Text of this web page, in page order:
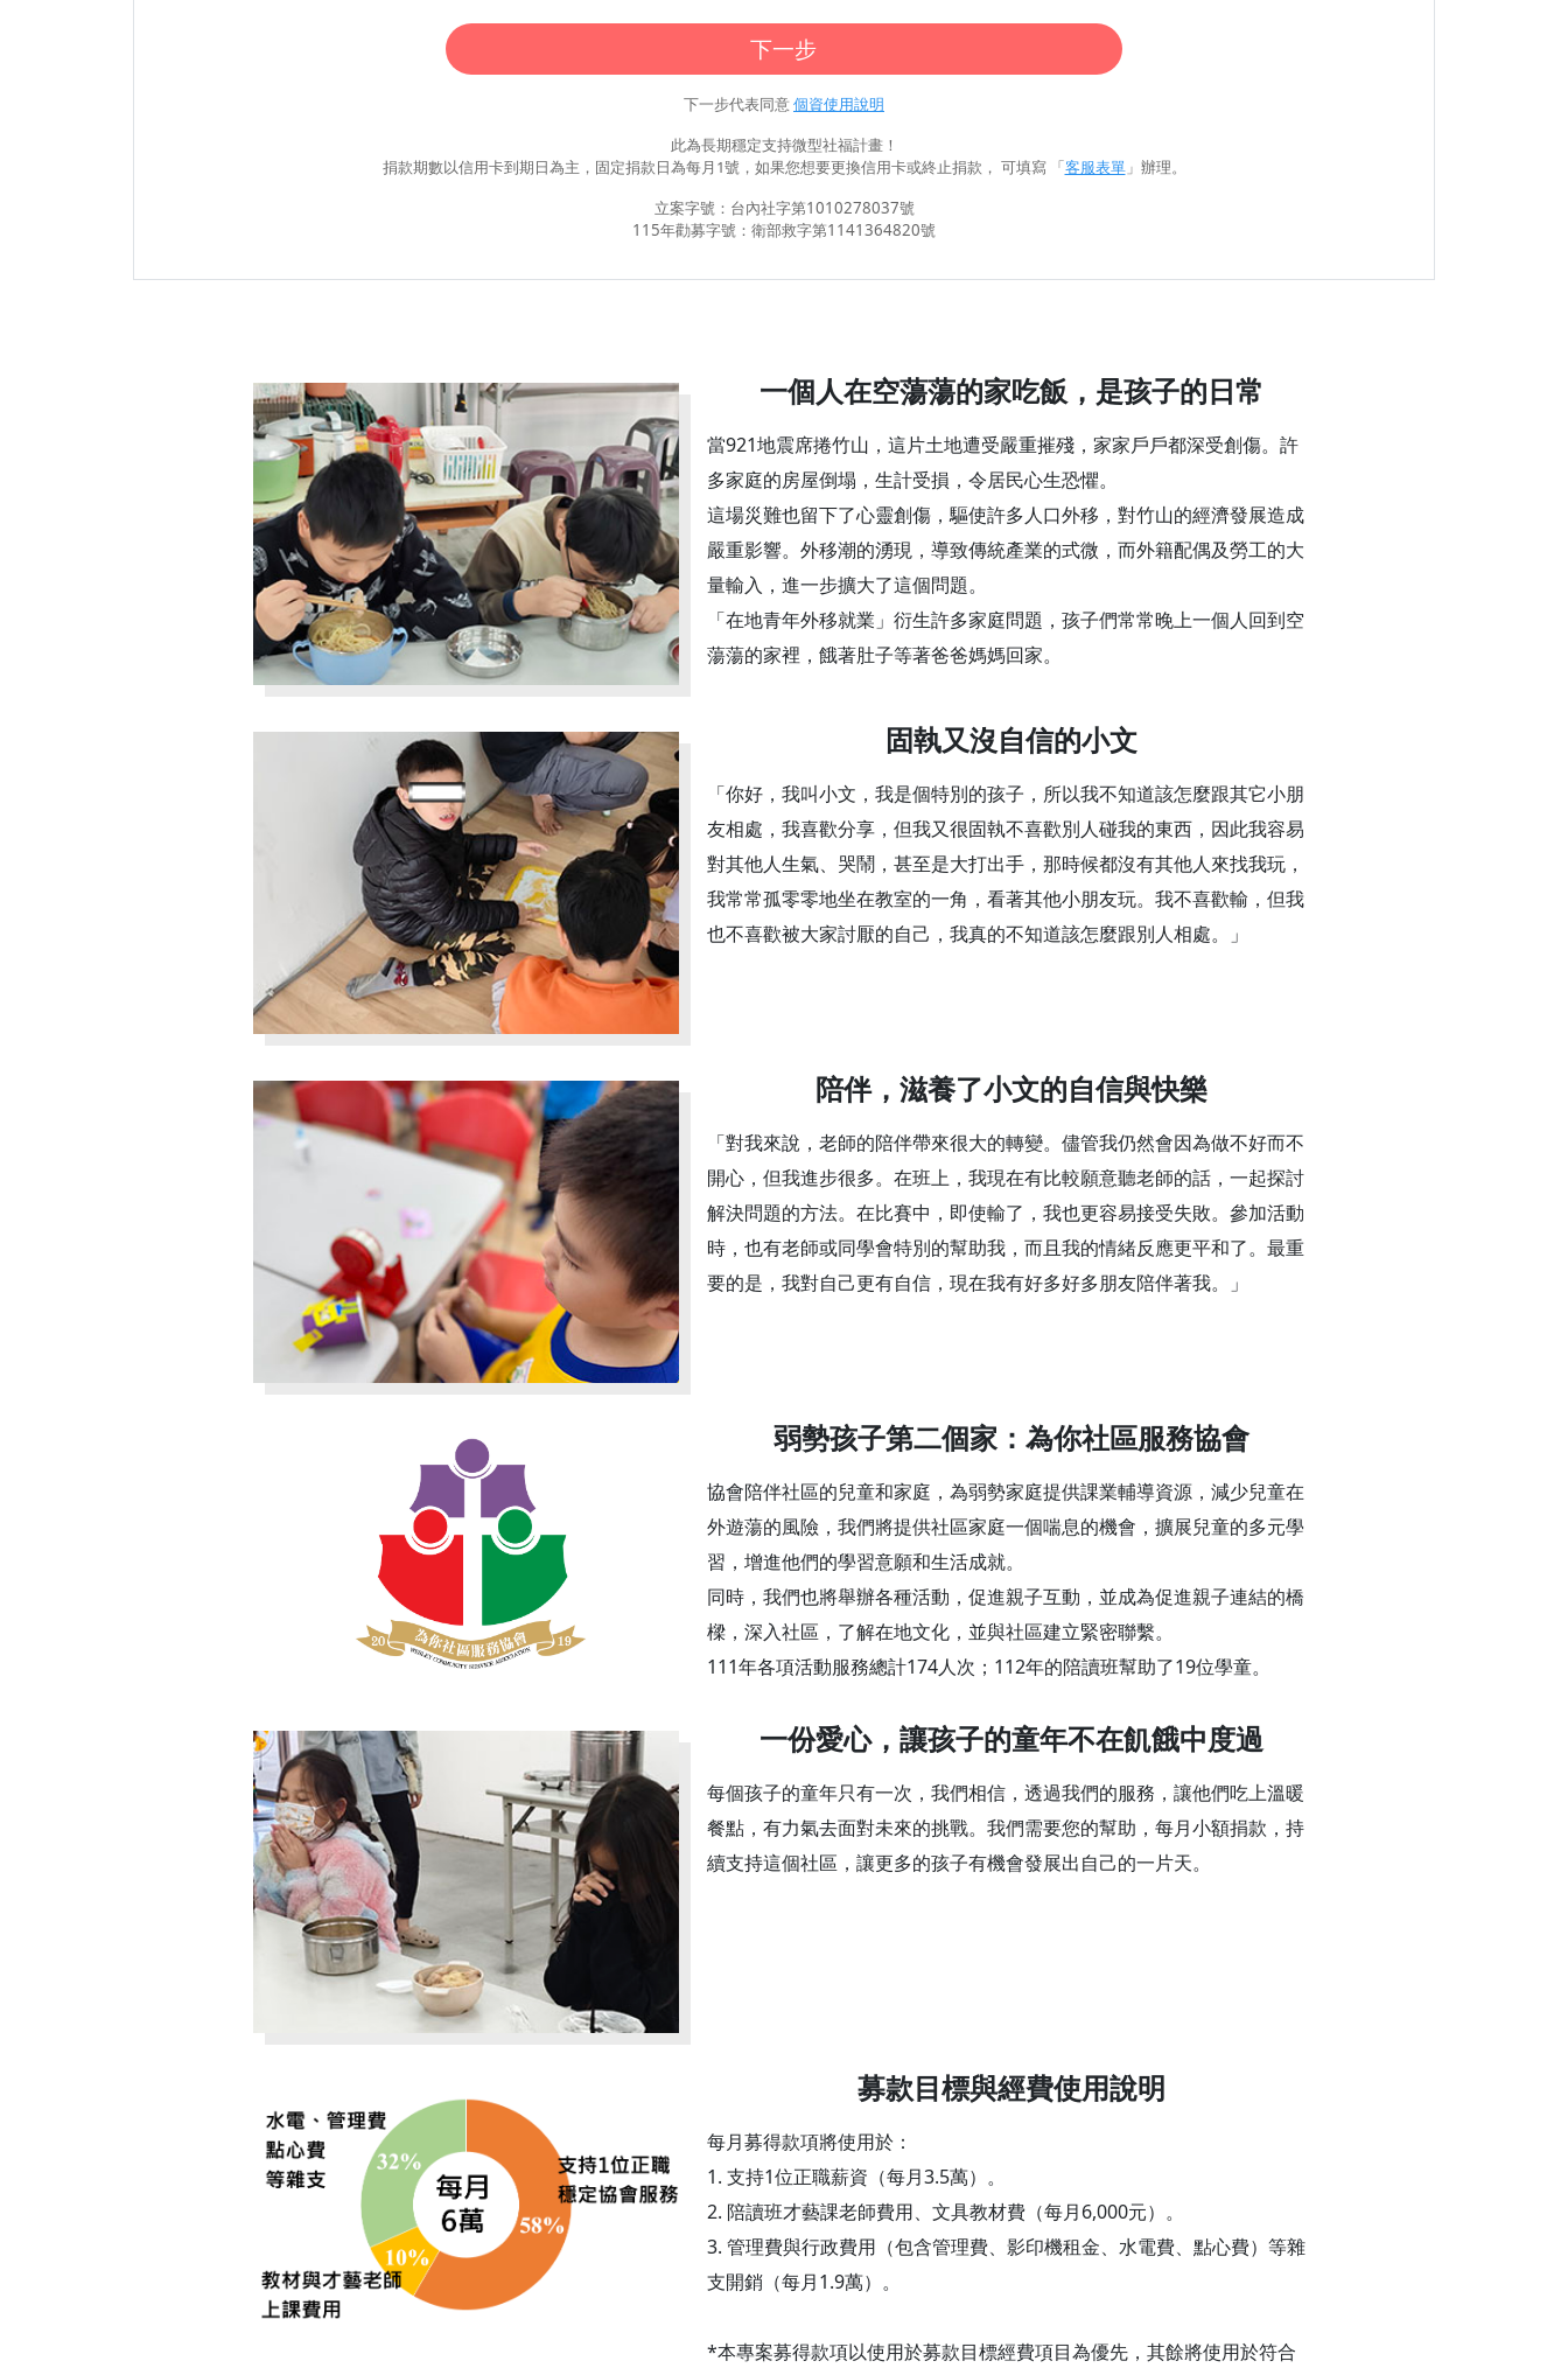
下一步
下一步代表同意個資使用說明
此為長期穩定支持微型社福計畫！
捐款期數以信用卡到期日為主，固定捐款日為每月1號，如果您想要更換信用卡或終止捐款， 可填寫 「客服表單」辦理。
立案字號：台內社字第1010278037號
115年勸募字號：衛部救字第1141364820號
一個人在空蕩蕩的家吃飯，是孩子的日常
當921地震席捲竹山，這片土地遭受嚴重摧殘，家家戶戶都深受創傷。許
多家庭的房屋倒塌，生計受損，令居民心生恐懼。
這場災難也留下了心靈創傷，驅使許多人口外移，對竹山的經濟發展造成
嚴重影響。外移潮的湧現，導致傳統產業的式微，而外籍配偶及勞工的大
量輸入，進一步擴大了這個問題。
「在地青年外移就業」衍生許多家庭問題，孩子們常常晚上一個人回到空
蕩蕩的家裡，餓著肚子等著爸爸媽媽回家。
固執又沒自信的小文
「你好，我叫小文，我是個特別的孩子，所以我不知道該怎麼跟其它小朋
友相處，我喜歡分享，但我又很固執不喜歡別人碰我的東西，因此我容易
對其他人生氣、哭鬧，甚至是大打出手，那時候都沒有其他人來找我玩，
我常常孤零零地坐在教室的一角，看著其他小朋友玩。我不喜歡輸，但我
也不喜歡被大家討厭的自己，我真的不知道該怎麼跟別人相處。」
陪伴，滋養了小文的自信與快樂
「對我來說，老師的陪伴帶來很大的轉變。儘管我仍然會因為做不好而不
開心，但我進步很多。在班上，我現在有比較願意聽老師的話，一起探討
解決問題的方法。在比賽中，即使輸了，我也更容易接受失敗。參加活動
時，也有老師或同學會特別的幫助我，而且我的情緒反應更平和了。最重
要的是，我對自己更有自信，現在我有好多好多朋友陪伴著我。」
弱勢孩子第二個家：為你社區服務協會
協會陪伴社區的兒童和家庭，為弱勢家庭提供課業輔導資源，減少兒童在
外遊蕩的風險，我們將提供社區家庭一個喘息的機會，擴展兒童的多元學
習，增進他們的學習意願和生活成就。
同時，我們也將舉辦各種活動，促進親子互動，並成為促進親子連結的橋
樑，深入社區，了解在地文化，並與社區建立緊密聯繫。
111年各項活動服務總計174人次；112年的陪讀班幫助了19位學童。
一份愛心，讓孩子的童年不在飢餓中度過
每個孩子的童年只有一次，我們相信，透過我們的服務，讓他們吃上溫暖
餐點，有力氣去面對未來的挑戰。我們需要您的幫助，每月小額捐款，持
續支持這個社區，讓更多的孩子有機會發展出自己的一片天。
募款目標與經費使用說明
每月募得款項將使用於：
1. 支持1位正職薪資（每月3.5萬）。
2. 陪讀班才藝課老師費用、文具教材費（每月6,000元）。
3. 管理費與行政費用（包含管理費、影印機租金、水電費、點心費）等雜
支開銷（每月1.9萬）。
*本專案募得款項以使用於募款目標經費項目為優先，其餘將使用於符合